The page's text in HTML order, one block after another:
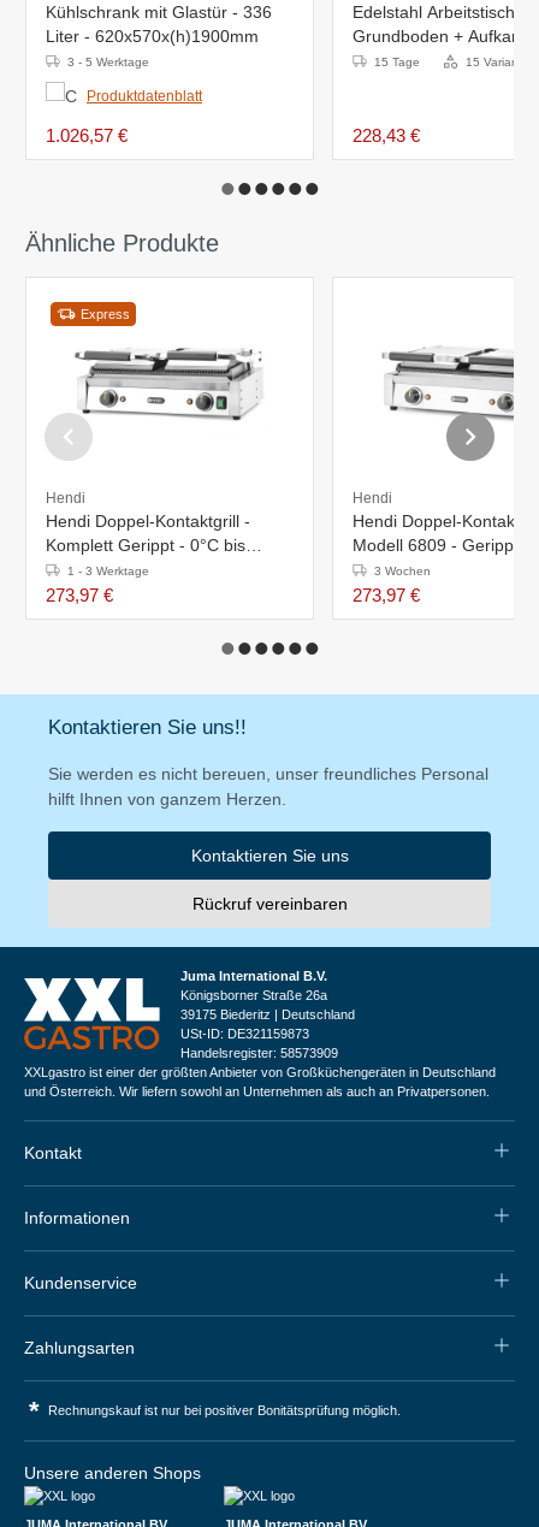
Kühlschrank mit Glastür - 336
Liter - 620x570x(h)1900mm
3 - 5 Werktage
Produktdatenblatt
1.026,57 €
Edelstahl Arbeitstisch +
Grundboden +
400x600x(H)885mm
15 Tage 15 Varianten
228,43 €
Ähnliche Produkte
Express
Hendi
Hendi Doppel-Kontaktgrill -
Komplett Gerippt - 0°C bis
300°C1 - 3 Werktage
273,97 €
Hendi
Hendi Doppel-
Modell 6809 - Gerippt &
0°C-300°C
3 Wochen
273,97 €
Kontaktieren Sie uns!!
Sie werden es nicht bereuen, unser freundliches Personal
hilft Ihnen von ganzem Herzen.
Kontaktieren Sie uns
Rückruf vereinbaren
Juma International B.V.
Königsborner Straße 26a
39175 Biederitz | Deutschland
USt-ID: DE321159873
Handelsregister: 58573909
XXLgastro ist einer der größten Anbieter von Großküchengeräten in Deutschland
und Österreich. Wir liefern sowohl an Unternehmen als auch an Privatpersonen.
Kontakt
Informationen
Kundenservice
Zahlungsarten
* Rechnungskauf ist nur bei positiver Bonitätsprüfung möglich.
Unsere anderen Shops